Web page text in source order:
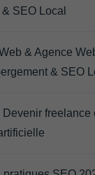
SEO Local
& Agence
& SEO
Devenir freelance